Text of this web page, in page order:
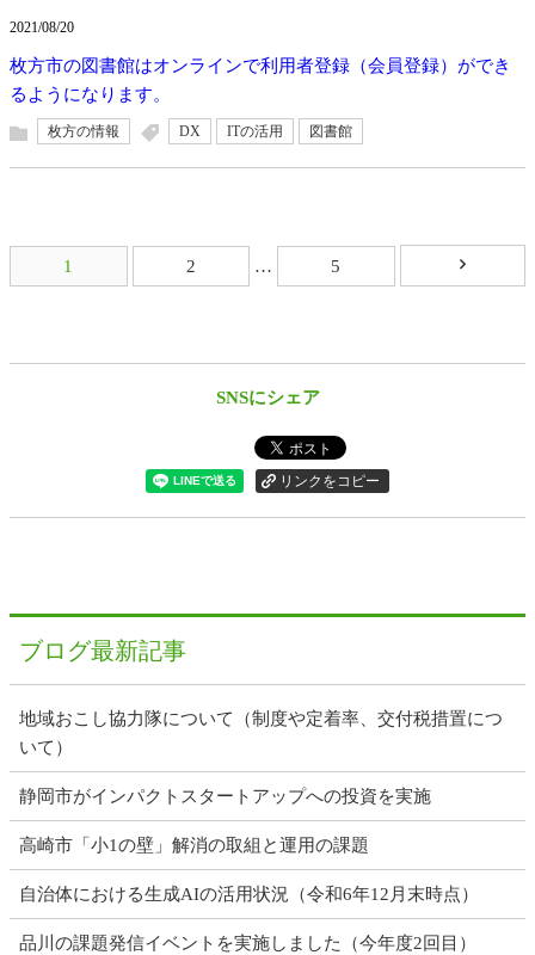
2021/08/20
枚方市の図書館はオンラインで利用者登録（会員登録）ができ
るようになります。
枚方の情報 DX ITの活用 図書館
マ
フ
稿
シ
ョ
ン
1 2 … 5
SNSにシェア
ブログ最新記事
地域おこし協力隊について（制度や定着率、交付税措置につ
いて）
静岡市がインパクトスタートアップへの投資を実施
高崎市「小1の壁」解消の取組と運用の課題
自治体における生成AIの活用状況（令和6年12月末時点）
品川の課題発信イベントを実施しました（今年度2回目）